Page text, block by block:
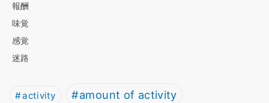
報酬
味覚
感覚
迷路
activity amount of activity